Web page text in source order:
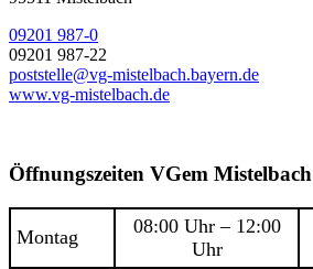
09201 987-0
09201 987-22
poststelle@vg-mistelbach.bayern.de
www.vg-mistelbach.de
Öffnungszeiten VGem Mistelbach
Montag
08:00 Uhr – 12:00
Uhr